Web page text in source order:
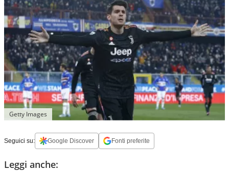
Getty Images
Seguici su: Google Discover Fonti preferite
Leggi anche: